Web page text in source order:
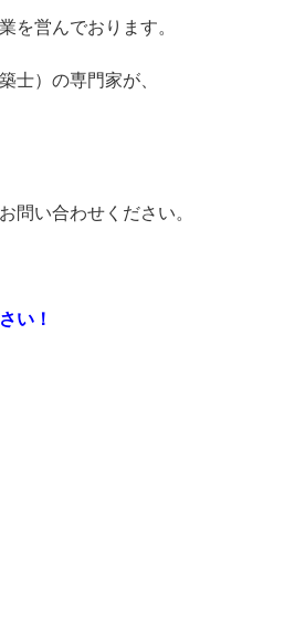
を営んでおります。
士）の専門家が、
問い合わせください。
い！